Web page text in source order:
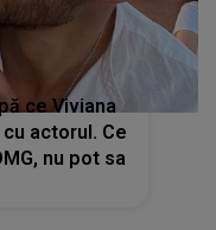
ce Viviana
actorul. Ce
nu pot sa